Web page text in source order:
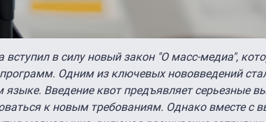
вступил в силу новый закон "О масс-медиа",
Одним из ключевых нововведений
языке. Введение квот предъявляет серьезные
к новым требованиям. Однако вместе с